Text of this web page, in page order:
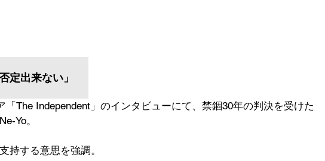
定出来ない」
The Independent」のインタビューにて、禁錮30年の判決を受けた
Yo。
持する意思を強調。